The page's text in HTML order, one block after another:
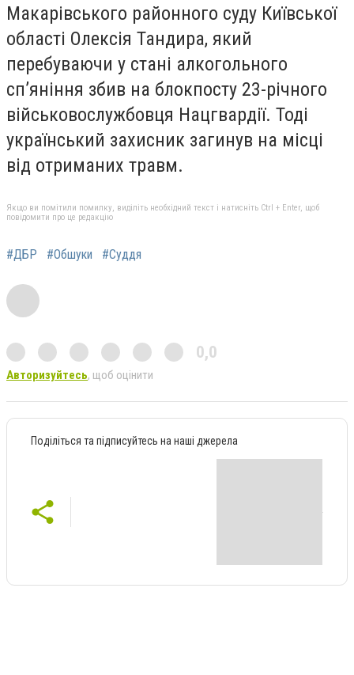
Макарівського районного суду Київської
області Олексія Тандира, який
перебуваючи у стані алкогольного
спʼяніння збив на блокпосту 23-річного
військовослужбовця Нацгвардії. Тоді
український захисник загинув на місці
від отриманих травм.
Якщо ви помітили помилку, виділіть необхідний текст і натисніть Ctrl + Enter, щоб
повідомити про це редакцію
#ДБР #Обшуки #Суддя
0,0
Авторизуйтесь, щоб оцінити
Поділіться та підписуйтесь на наші джерела